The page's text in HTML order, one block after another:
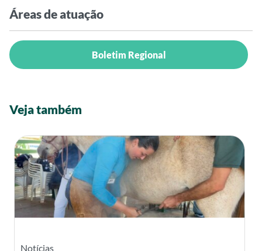
Áreas de atuação
Boletim Regional
Veja também
Notícias